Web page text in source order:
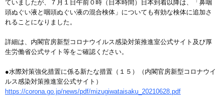
ていましたが、７月１日午前０時（日本時間）日本到着以降は、「鼻咽
頭ぬぐい液と咽頭ぬぐい液の混合検体」についても有効な検体に追加さ
れることになりました。
詳細は、内閣官房新型コロナウイルス感染対策推進室公式サイト及び厚
生労働省公式サイト等をご確認ください。
●水際対策強化措置に係る新たな措置（１５）（内閣官房新型コロナウイ
ルス感染対策推進室公式サイト）
https://corona.go.jp/news/pdf/mizugiwataisaku_20210628.pdf